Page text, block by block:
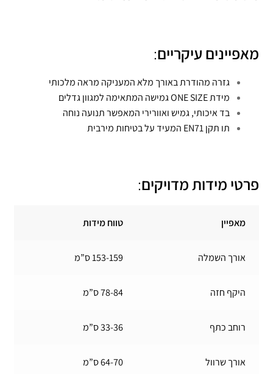
מאפיינים עיקריים:
גזרה מהודרת באורך מלא המעניקה מראה מלכותי
מידת ONE SIZE גמישה המתאימה למגוון גדלים
בד איכותי, גמיש ואוורירי המאפשר תנועה נוחה
תו תקן EN71 המעיד על בטיחות מירבית
פרטי מידות מדויקים:
מאפיין טווח מידות
אורך השמלה 153-159 ס”מ
היקף חזה 78-84 ס”מ
רוחב כתף 33-36 ס”מ
אורך שרוול 64-70 ס”מ